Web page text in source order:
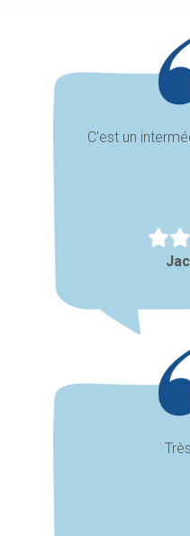
C'est un